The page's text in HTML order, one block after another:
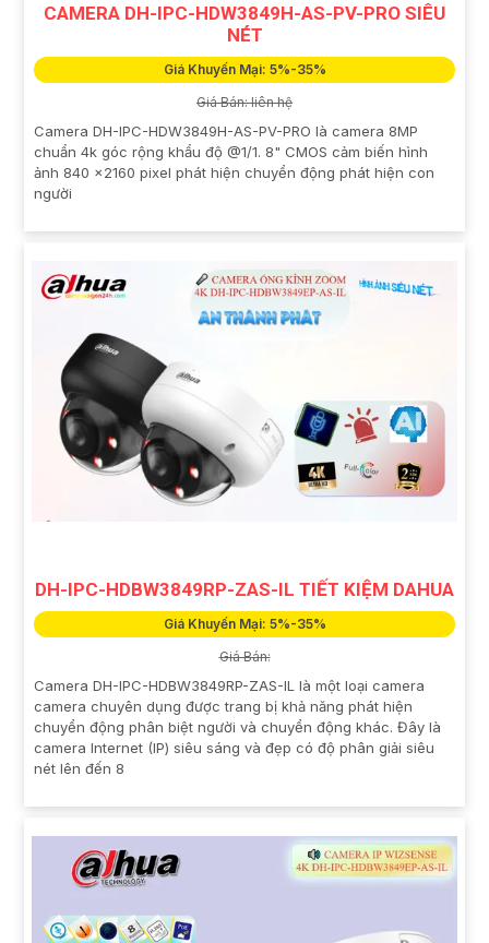
CAMERA DH-IPC-HDW3849H-AS-PV-PRO SIÊU
NÉT
Giá Khuyến Mại: 5%-35%
Giá Bán: liên hệ
Camera DH-IPC-HDW3849H-AS-PV-PRO là camera 8MP
chuẩn 4k góc rộng khẩu độ @1/1. 8" CMOS cảm biến hình
ảnh 840 ×2160 pixel phát hiện chuyển động phát hiện con
người
DH-IPC-HDBW3849RP-ZAS-IL TIẾT KIỆM DAHUA
Giá Khuyến Mại: 5%-35%
Giá Bán:
Camera DH-IPC-HDBW3849RP-ZAS-IL là một loại camera
camera chuyên dụng được trang bị khả năng phát hiện
chuyển động phân biệt người và chuyển động khác. Đây là
camera Internet (IP) siêu sáng và đẹp có độ phân giải siêu
nét lên đến 8